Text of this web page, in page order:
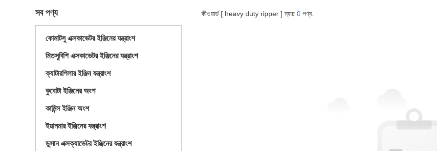
সব পণ্য
কোমাটসু এক্সকাভেটর ইঞ্জিনের যন্ত্রাংশ
মিতসুবিশি এক্সকাভেটর ইঞ্জিনের যন্ত্রাংশ
ক্যাটারপিলার ইঞ্জিন যন্ত্রাংশ
কুবোটা ইঞ্জিনের অংশ
কামিন্স ইঞ্জিন অংশ
ইয়ানমার ইঞ্জিনের যন্ত্রাংশ
ডুসান এক্সক্যাভেটর ইঞ্জিনের যন্ত্রাংশ
কীওয়ার্ড [ heavy duty ripper ] ম্যাচ 0 পণ্য.